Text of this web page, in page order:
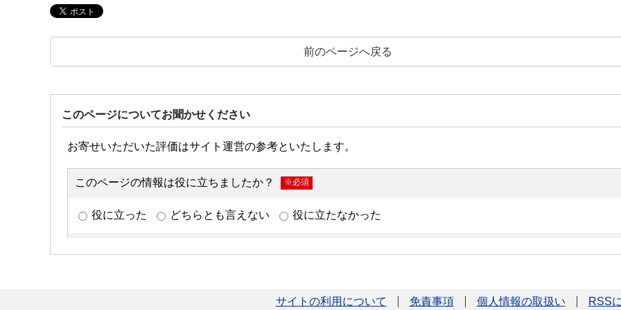
前のページへ戻る
このページについてお聞かせください
サイトの利用について 免責事項 個人情報の取扱い RSS